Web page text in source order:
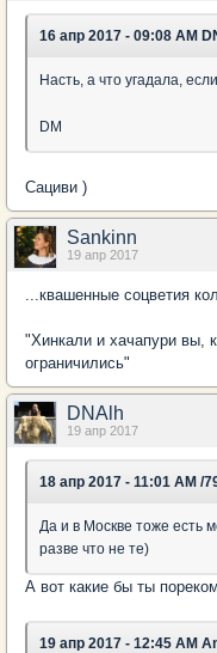
16 апр 2017 - 09:08 AM
Насть, а что угадала,
DM
Сациви )
Sankinn
19 апр 2017
...квашенные соцветия
"Хинкали и хачапури вы,
ограничились"
DNAlh
19 апр 2017
18 апр 2017 - 11:01 AM /
Да и в Москве тоже есть
разве что не те)
А вот какие бы ты
19 апр 2017 - 12:45 AM